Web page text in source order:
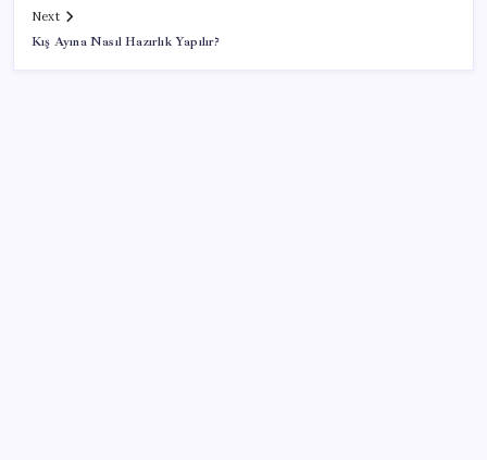
Next
Kış Ayına Nasıl Hazırlık Yapılır?